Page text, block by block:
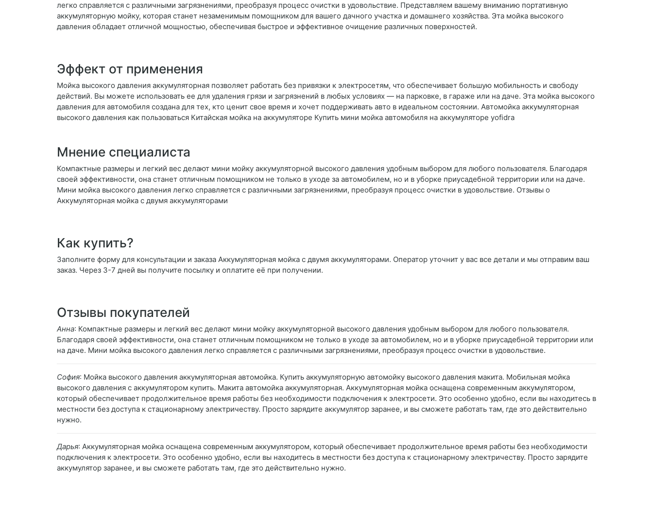
легко справляется с различными загрязнениями, преобразуя процесс очистки в удовольствие. Представляем вашему вниманию портативную
аккумуляторную мойку, которая станет незаменимым помощником для вашего дачного участка и домашнего хозяйства. Эта мойка высокого
давления обладает отличной мощностью, обеспечивая быстрое и эффективное очищение различных поверхностей.
Эффект от применения
Мойка высокого давления аккумуляторная позволяет работать без привязки к электросетям, что обеспечивает большую мобильность и свободу
действий. Вы можете использовать ее для удаления грязи и загрязнений в любых условиях — на парковке, в гараже или на даче. Эта мойка высокого
давления для автомобиля создана для тех, кто ценит свое время и хочет поддерживать авто в идеальном состоянии. Автомойка аккумуляторная
высокого давления как пользоваться Китайская мойка на аккумуляторе Купить мини мойка автомобиля на аккумуляторе yofidra
Мнение специалиста
Компактные размеры и легкий вес делают мини мойку аккумуляторной высокого давления удобным выбором для любого пользователя. Благодаря
своей эффективности, она станет отличным помощником не только в уходе за автомобилем, но и в уборке приусадебной территории или на даче.
Мини мойка высокого давления легко справляется с различными загрязнениями, преобразуя процесс очистки в удовольствие. Отзывы о
Аккумуляторная мойка с двумя аккумуляторами
Как купить?
Заполните форму для консультации и заказа Аккумуляторная мойка с двумя аккумуляторами. Оператор уточнит у вас все детали и мы отправим ваш
заказ. Через 3-7 дней вы получите посылку и оплатите её при получении.
Отзывы покупателей
Анна: Компактные размеры и легкий вес делают мини мойку аккумуляторной высокого давления удобным выбором для любого пользователя.
Благодаря своей эффективности, она станет отличным помощником не только в уходе за автомобилем, но и в уборке приусадебной территории или
на даче. Мини мойка высокого давления легко справляется с различными загрязнениями, преобразуя процесс очистки в удовольствие.
София: Мойка высокого давления аккумуляторная автомойка. Купить аккумуляторную автомойку высокого давления макита. Мобильная мойка
высокого давления с аккумулятором купить. Макита автомойка аккумуляторная. Аккумуляторная мойка оснащена современным аккумулятором,
который обеспечивает продолжительное время работы без необходимости подключения к электросети. Это особенно удобно, если вы находитесь в
местности без доступа к стационарному электричеству. Просто зарядите аккумулятор заранее, и вы сможете работать там, где это действительно
нужно.
Дарья: Аккумуляторная мойка оснащена современным аккумулятором, который обеспечивает продолжительное время работы без необходимости
подключения к электросети. Это особенно удобно, если вы находитесь в местности без доступа к стационарному электричеству. Просто зарядите
аккумулятор заранее, и вы сможете работать там, где это действительно нужно.